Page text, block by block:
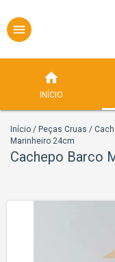
INÍCIO
Início / Peças Cruas /
Marinheiro 24cm
Cachepo Barco